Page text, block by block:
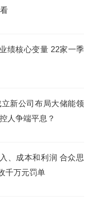
绩核心变量 22家一季
新公司布局大储能领
人争端平息？
、成本和利润 合众思
千万元罚单